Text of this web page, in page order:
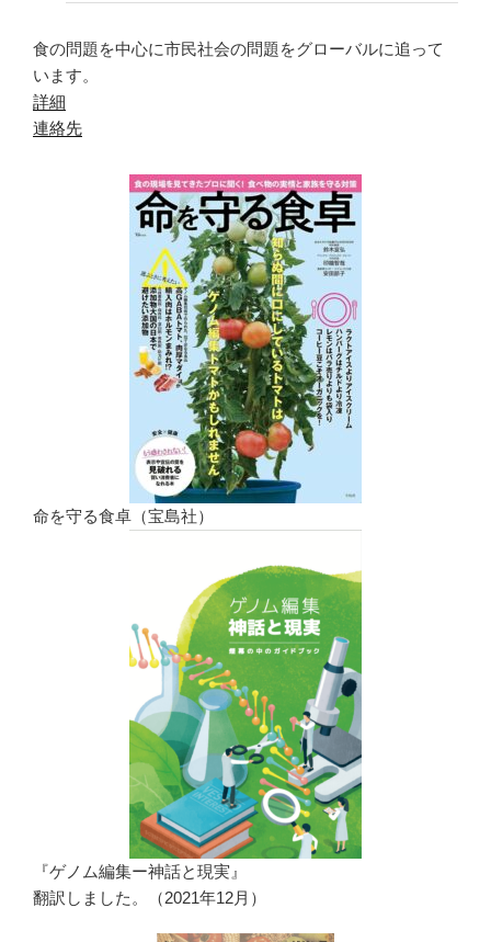
食の問題を中心に市民社会の問題をグローバルに追って
います。
詳細
連絡先
命を守る食卓（宝島社）
『ゲノム編集ー神話と現実』
翻訳しました。（2021年12月）